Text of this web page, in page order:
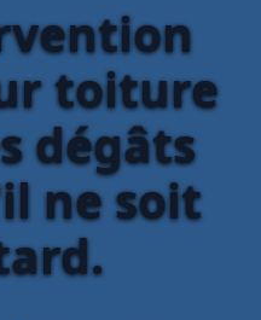
toiture
dégâts
ne soit